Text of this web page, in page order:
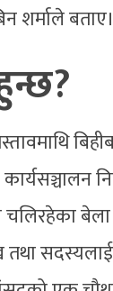
शर्माले बताए।
तथा